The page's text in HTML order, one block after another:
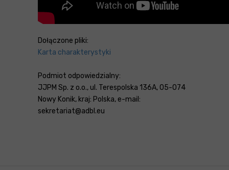
Dołączone pliki:
Karta charakterystyki
Podmiot odpowiedzialny:
JJPM Sp. z o.o., ul. Terespolska 136A, 05-074
Nowy Konik, kraj: Polska, e-mail:
sekretariat@adbl.eu